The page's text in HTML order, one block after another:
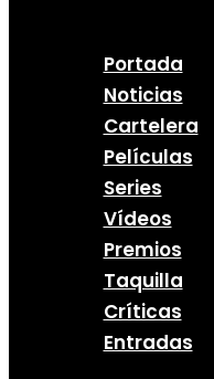
Portada
Noticias
Cartelera
Películas
Series
Vídeos
Premios
Taquilla
Críticas
Entradas